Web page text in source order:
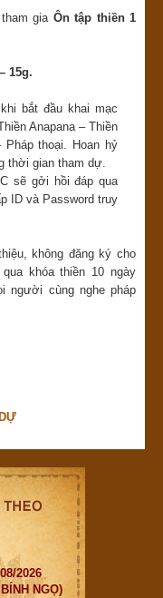
gia Ôn tập thiền 1
15g.
bắt đầu khai mạc
Anapana – Thiền
thoại. Hoan hỷ
thời gian tham dự.
sẽ gởi hồi đáp qua
ID và Password truy
không đăng ký cho
khóa thiền 10 ngày
người cùng nghe pháp
2026
NGỌ)